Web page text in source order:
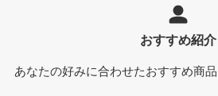
おすすめ紹介
あなたの好みに合わせたおすすめ商品